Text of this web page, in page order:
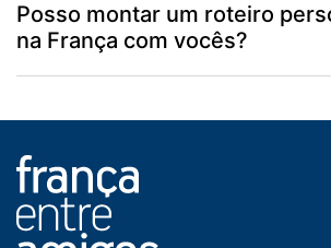
Posso montar um roteiro
na França com vocês?